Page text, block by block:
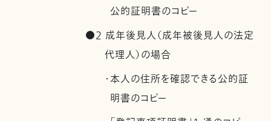
公的証明書のコピー
●2 成年後見人（成年被後見人の法定
代理人）の場合
・本人の住所を確認できる公的証
明書のコピー